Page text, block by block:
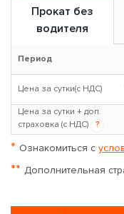
Прокат без
водителя
Период
Цена за сутки(с НДС)
Цена за сутки + доп.
страховка (с НДС)
?
* Ознакомиться с
** Дополнительная